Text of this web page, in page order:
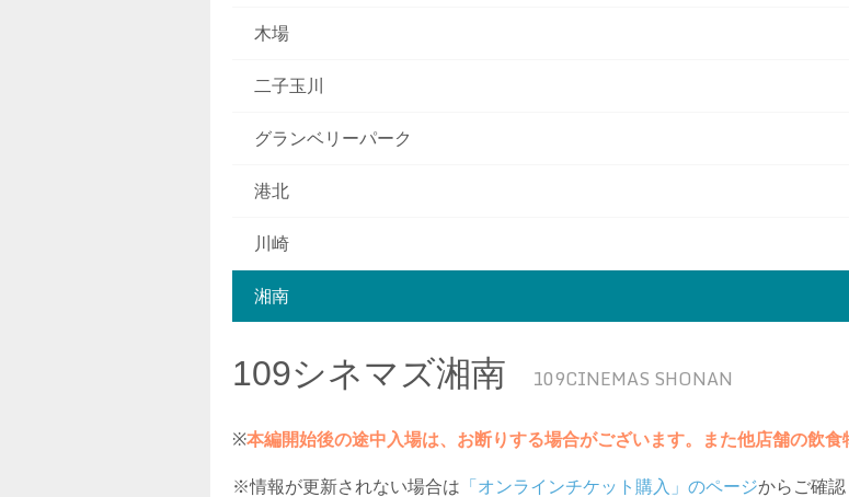
木場
二子玉川
グランベリーパーク
港北
川崎
湘南
109シネマズ湘南 109CINEMAS SHONAN
※本編開始後の途中入場は、お断りする場合がございます。また他店舗の飲食
※情報が更新されない場合は 「オンラインチケット購入」のページからご確認